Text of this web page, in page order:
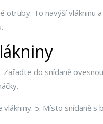
To navýší
do snídaně
5. Místo snídaně